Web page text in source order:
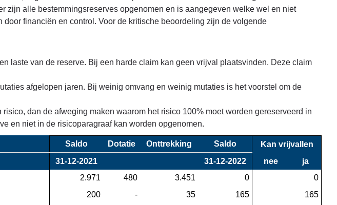
zijn alle bestemmingsreserves opgenomen en is aangegeven welke wel en niet
financiën en control. Voor de kritische beoordeling zijn de volgende
laste van de reserve. Bij een harde claim kan geen vrijval plaatsvinden. Deze claim
afgelopen jaren. Bij weinig omvang en weinig mutaties is het voorstel om de
dan de afweging maken waarom het risico 100% moet worden gereserveerd in
en niet in de risicoparagraaf kan worden opgenomen.
Saldo Dotatie Onttrekking Saldo
Kan vrijvallen
31-12-2021
31-12-2022 nee
ja
2.971 480 3.451 0
0
200 - 35 165
165